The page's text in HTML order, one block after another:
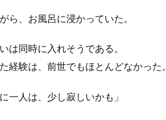
、お風呂に浸かっていた。
同時に入れそうである。
験は、前世でもほとんどなかった。
一人は、少し寂しいかも」